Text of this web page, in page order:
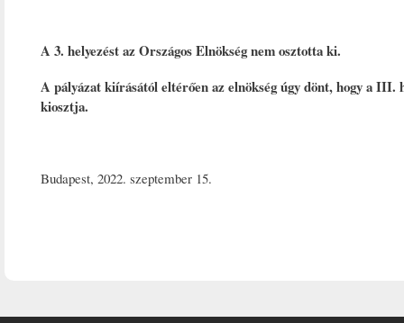
A 3. helyezést az Országos Elnökség nem osztotta ki.
A pályázat kiírásától eltérően az elnökség úgy dönt, hogy a III.
kiosztja.
Budapest, 2022. szeptember 15.